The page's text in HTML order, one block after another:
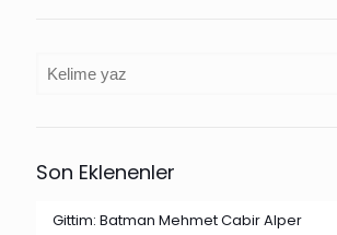
Ara
Son Eklenenler
Gittim: Batman Mehmet Cabir Alper